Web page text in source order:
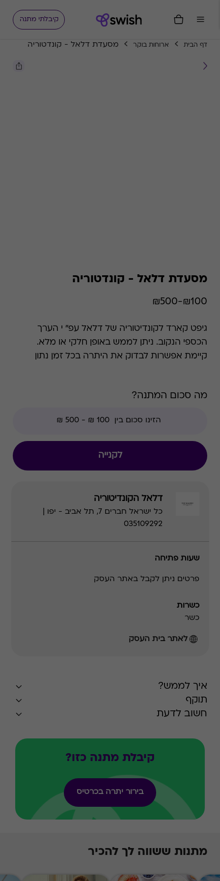
קיבלתי מתנה
דף הבית ארוחות בוקר מסעדת דלאל - קונדטוריה
מסעדת דלאל - קונדטוריה
₪100-₪500
גיפט קארד לקונדיטוריה של דלאל עפ" י הערך
הכספי הנקוב. ניתן לממש באופן חלקי או מלא.
קיימת אפשרות לבדוק את היתרה בכל זמן נתון
מה סכום המתנה?
לקנייה
דלאל הקונדיטוריה
כל ישראל חברים 7, תל אביב - יפו |
035109292
שעות פתיחה
פרטים ניתן לקבל באתר העסק
כשרות
כשר
לאתר בית העסק
איך לממש?
תוקף
חשוב לדעת
קיבלת מתנה כזו?
בירור יתרה בכרטיס
מתנות ששווה לך להכיר